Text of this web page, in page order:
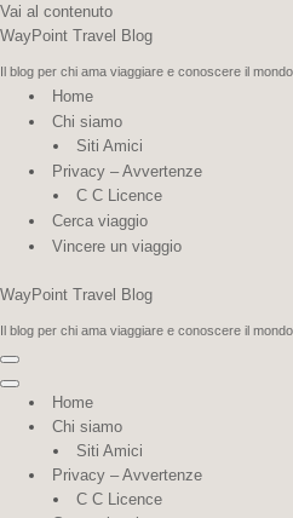
Vai al contenuto
WayPoint Travel Blog
Il blog per chi ama viaggiare e conoscere il mondo
Home
Chi siamo
Siti Amici
Privacy – Avvertenze
C C Licence
Cerca viaggio
Vincere un viaggio
WayPoint Travel Blog
Il blog per chi ama viaggiare e conoscere il mondo
Menu
di
navigazione
Menu
navigazione
Home
Chi siamo
Siti Amici
Privacy – Avvertenze
C C Licence